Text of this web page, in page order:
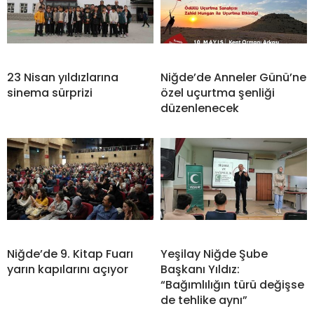
23 Nisan yıldızlarına
sinema sürprizi
Niğde’de Anneler Günü’ne
özel uçurtma şenliği
düzenlenecek
Niğde’de 9. Kitap Fuarı
yarın kapılarını açıyor
Yeşilay Niğde Şube
Başkanı Yıldız:
“Bağımlılığın türü değişse
de tehlike aynı”